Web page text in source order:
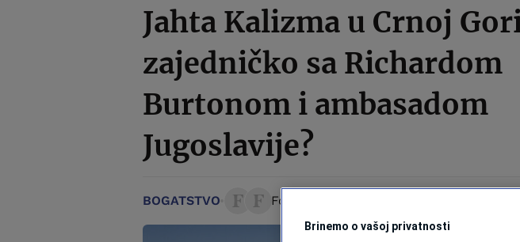
Jahta Kalizma u Crnoj
zajedničko sa Richardom
Burtonom i ambasadom
Jugoslavije?
BOGATSTVO Forbes Crna Gora,
Brinemo o vašoj privatnosti